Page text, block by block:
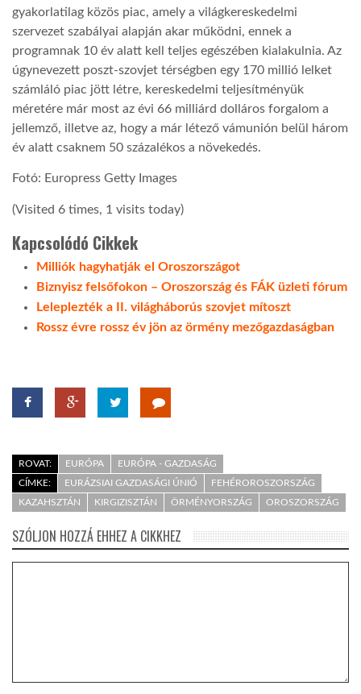
gyakorlatilag közös piac, amely a világkereskedelmi
szervezet szabályai alapján akar működni, ennek a
programnak 10 év alatt kell teljes egészében kialakulnia. Az
úgynevezett poszt-szovjet térségben egy 170 millió lelket
számláló piac jött létre, kereskedelmi teljesítményük
méretére már most az évi 66 milliárd dolláros forgalom a
jellemző, illetve az, hogy a már létező vámunión belül három
év alatt csaknem 50 százalékos a növekedés.
Fotó: Europress Getty Images
(Visited 6 times, 1 visits today)
Kapcsolódó Cikkek
Milliók hagyhatják el Oroszországot
Biznyisz felsőfokon – Oroszország és FÁK üzleti fórum
Leleplezték a II. világháborús szovjet mítoszt
Rossz évre rossz év jön az örmény mezőgazdaságban
ROVAT: EURÓPA
EURÓPA - GAZDASÁG
CÍMKE:
EURÁZSIAI GAZDASÁGI ÚNIÓ
FEHÉROROSZORSZÁG
KAZAHSZTÁN
KIRGIZISZTÁN ÖRMÉNYORSZÁG OROSZORSZÁG
SZÓLJON HOZZÁ EHHEZ A CIKKHEZ